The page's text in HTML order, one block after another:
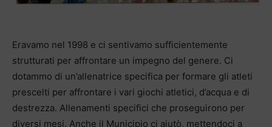
Eravamo nel 1998 e ci sentivamo sufficientemente
strutturati per affrontare un impegno del genere. Ci
dotammo di un’allenatrice specifica per formare gli atleti
prescelti per affrontare i vari giochi atletici, d’acqua e di
destrezza. Allenamenti specifici che proseguirono per
diversi mesi. Anche il Municipio ci aiutò, mettendoci a